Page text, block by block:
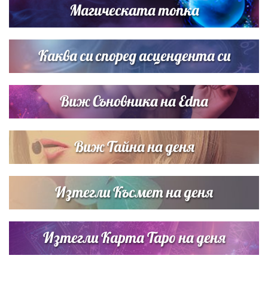
Списъкът е ясен: Джей Ло и Риана във ВИП гостите на
сватбата на Роналдо
Магическата топка
Каква си според асцендента си
Виж Съновника на Edna
Виж Тайна на деня
Изтегли Късмет на деня
Изтегли Карта Таро на деня